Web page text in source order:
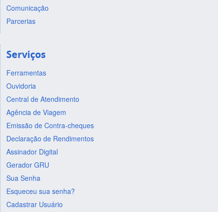
Comunicação
Parcerias
Serviços
Ferramentas
Ouvidoria
Central de Atendimento
Agência de Viagem
Emissão de Contra-cheques
Declaração de Rendimentos
Assinador Digital
Gerador GRU
Sua Senha
Esqueceu sua senha?
Cadastrar Usuário